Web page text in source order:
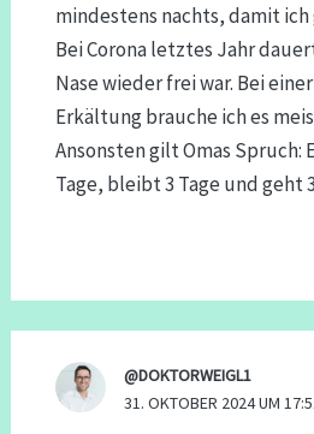
mindestens nachts, damit
Bei Corona letztes Jahr
Nase wieder frei war. Bei
Erkältung brauche ich es
Ansonsten gilt Omas Spruch:
Tage, bleibt 3 Tage und geht
@DOKTORWEIGL1
31. OKTOBER 2024 UM